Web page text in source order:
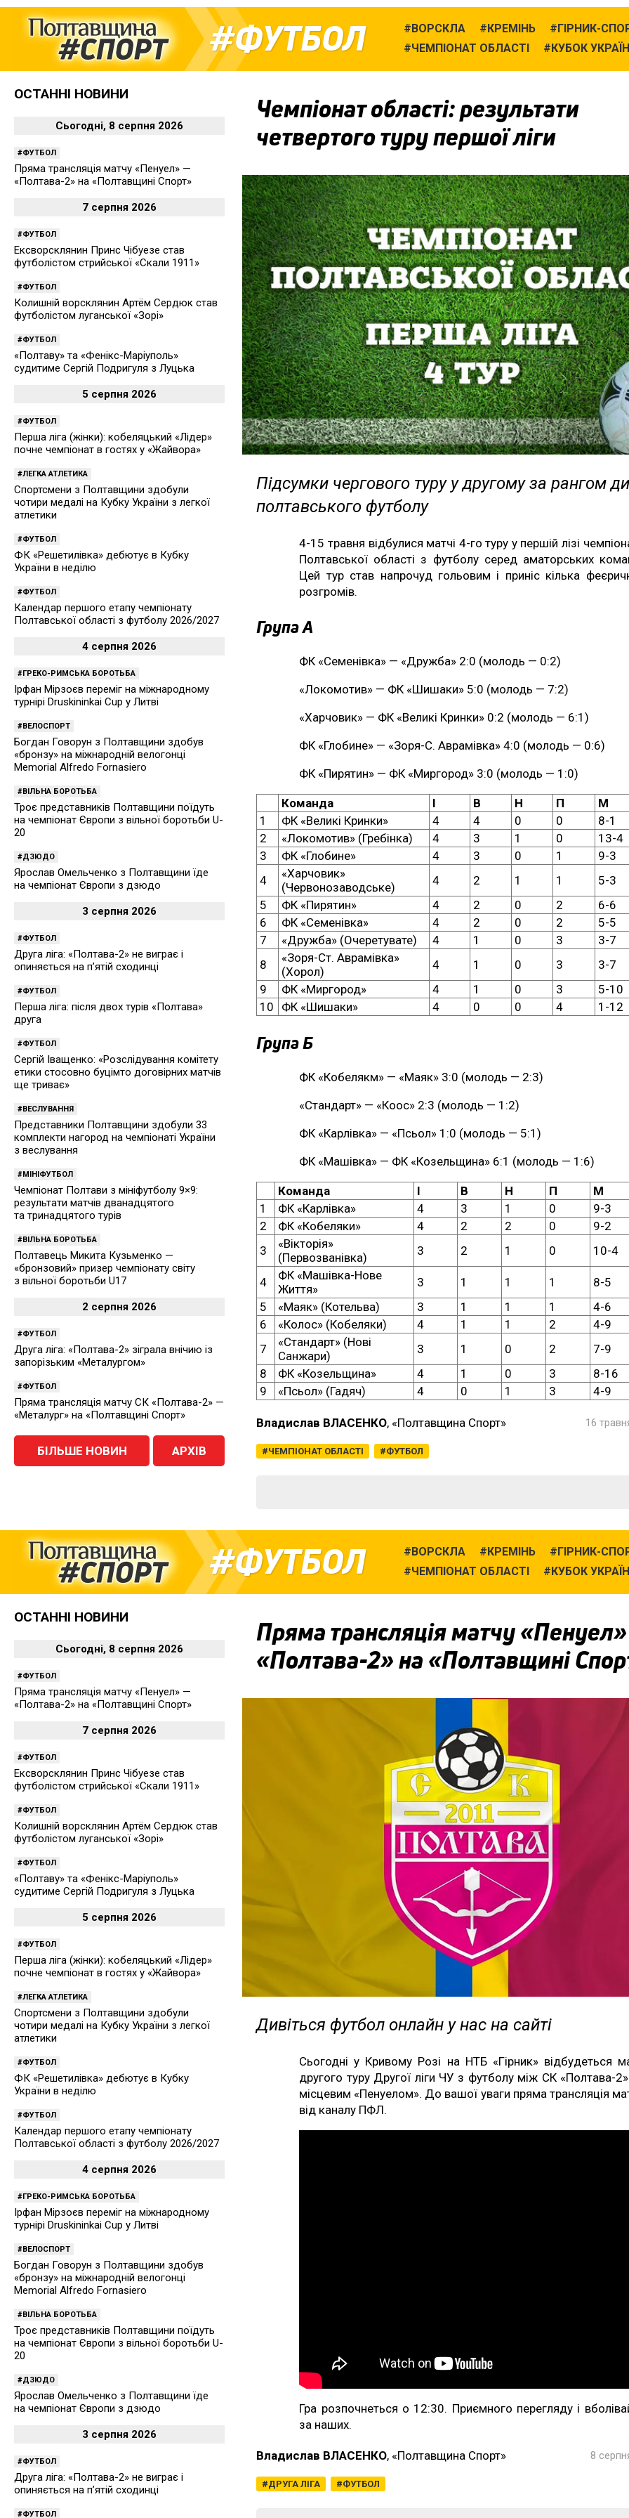
ФУТБОЛ ВОРСКЛА КРЕМІНЬ ГІРНИК-
ЧЕМПІОНАТ ОБЛАСТІ
КУБОК
Чемпіонат області: результати
четвертого туру першої ліги
Підсумки чергового туру у другому за рангом
полтавського футболу
4-15 травня відбулися матчі 4-го туру у першій лізі
Полтавської області з футболу серед аматорських
Цей тур став напрочуд гольовим і приніс кілька
розгромів.
Група А
ФК «Семенівка» — «Дружба» 2:0 (молодь — 0:2)
«Локомотив» — ФК «Шишаки» 5:0 (молодь — 7:2)
«Харчовик» — ФК «Великі Кринки» 0:2 (молодь — 6:1)
ФК «Глобине» — «Зоря-С. Аврамівка» 4:0 (молодь — 0:6)
ФК «Пирятин» — ФК «Миргород» 3:0 (молодь — 1:0)
Команда І В Н П М
1
ФК «Великі Кринки» 4 4 0 0 8-1
2
«Локомотив» (Гребінка) 4 3 1 0 13-4
3
ФК «Глобине» 4 3 0 1 9-3
4
«Харчовик»
(Червонозаводське)
4 2 1 1 5-3
5
ФК «Пирятин» 4 2 0 2 6-6
6
ФК «Семенівка» 4 2 0 2 5-5
7
«Дружба» (Очеретувате) 4 1 0 3 3-7
8
«Зоря-Ст. Аврамівка»
(Хорол)
4 1 0 3 3-7
9
ФК «Миргород» 4 1 0 3 5-10
10
ФК «Шишаки» 4 0 0 4 1-12
Група Б
ФК «Кобелякм» — «Маяк» 3:0 (молодь — 2:3)
«Стандарт» — «Коос» 2:3 (молодь — 1:2)
ФК «Карлівка» — «Псьол» 1:0 (молодь — 5:1)
ФК «Машівка» — ФК «Козельщина» 6:1 (молодь — 1:6)
Команда І В Н П М
1
ФК «Карлівка» 4 3 1 0 9-3
2
ФК «Кобеляки» 4 2 2 0 9-2
3
«Вікторія»
(Первозванівка)
3 2 1 0 10-4
4
ФК «Машівка-Нове
Життя»
3 1 1 1 8-5
5
«Маяк» (Котельва) 3 1 1 1 4-6
6
«Колос» (Кобеляки) 4 1 1 2 4-9
7
«Стандарт» (Нові
Санжари)
3 1 0 2 7-9
8
ФК «Козельщина» 4 1 0 3 8-16
9
«Псьол» (Гадяч) 4 0 1 3 4-9
Владислав ВЛАСЕНКО, «Полтавщина Спорт»
ЧЕМПІОНАТ ОБЛАСТІ ФУТБОЛ
16
ОСТАННІ НОВИНИ
Сьогодні, 8 серпня 2026
ФУТБОЛ
Пряма трансляція матчу «Пенуел» —
«Полтава-2» на «Полтавщині Спорт»
7 серпня 2026
ФУТБОЛ
Ексворсклянин Принс Чібуезе став
футболістом стрийської «Скали 1911»
ФУТБОЛ
Колишній ворсклянин Артём Сердюк став
футболістом луганської «Зорі»
ФУТБОЛ
«Полтаву» та «Фенікс-Маріуполь»
судитиме Сергій Подригуля з Луцька
5 серпня 2026
ФУТБОЛ
Перша ліга (жінки): кобеляцький «Лідер»
почне чемпіонат в гостях у «Жайвора»
ЛЕГКА АТЛЕТИКА
Спортсмени з Полтавщини здобули
чотири медалі на Кубку України з легкої
атлетики
ФУТБОЛ
ФК «Решетилівка» дебютує в Кубку
України в неділю
ФУТБОЛ
Календар першого етапу чемпіонату
Полтавської області з футболу 2026/2027
4 серпня 2026
ГРЕКО-РИМСЬКА БОРОТЬБА
Ірфан Мірзоєв переміг на міжнародному
турнірі Druskininkai Cup у Литві
ВЕЛОСПОРТ
Богдан Говорун з Полтавщини здобув
«бронзу» на міжнародній велогонці
Memorial Alfredo Fornasiero
ВІЛЬНА БОРОТЬБА
Троє представників Полтавщини поїдуть
на чемпіонат Європи з вільної боротьби U-
20
ДЗЮДО
Ярослав Омельченко з Полтавщини їде
на чемпіонат Європи з дзюдо
3 серпня 2026
ФУТБОЛ
Друга ліга: «Полтава-2» не виграє і
опиняється на п’ятій сходинці
ФУТБОЛ
Перша ліга: після двох турів «Полтава»
друга
ФУТБОЛ
Сергій Іващенко: «Розслідування комітету
етики стосовно буцімто договірних матчів
ще триває»
ВЕСЛУВАННЯ
Представники Полтавщини здобули 33
комплекти нагород на чемпіонаті України
з веслування
МІНІФУТБОЛ
Чемпіонат Полтави з мініфутболу 9×9:
результати матчів дванадцятого
та тринадцятого турів
ВІЛЬНА БОРОТЬБА
Полтавець Микита Кузьменко —
«бронзовий» призер чемпіонату світу
з вільної боротьби U17
2 серпня 2026
ФУТБОЛ
Друга ліга: «Полтава-2» зіграла внічию із
запорізьким «Металургом»
ФУТБОЛ
Пряма трансляція матчу СК «Полтава-2» —
«Металург» на «Полтавщині Спорт»
БІЛЬШЕ НОВИН АРХІВ
ФУТБОЛ ВОРСКЛА КРЕМІНЬ ГІРНИК-
ЧЕМПІОНАТ ОБЛАСТІ
КУБОК
Пряма трансляція матчу
«Полтава-2» на «Полтавщині
Дивіться футбол онлайн у нас на сайті
Сьогодні у Кривому Розі на НТБ «Гірник» відбудеться
другого туру Другої ліги ЧУ з футболу між СК «Полтава-
місцевим «Пенуелом». До вашої уваги пряма трансляція
від каналу ПФЛ.
Гра розпочнеться о 12:30. Приємного перегляду і
за наших.
Владислав ВЛАСЕНКО, «Полтавщина Спорт»
ДРУГА ЛІГА ФУТБОЛ
8
ОСТАННІ НОВИНИ
Сьогодні, 8 серпня 2026
ФУТБОЛ
Пряма трансляція матчу «Пенуел» —
«Полтава-2» на «Полтавщині Спорт»
7 серпня 2026
ФУТБОЛ
Ексворсклянин Принс Чібуезе став
футболістом стрийської «Скали 1911»
ФУТБОЛ
Колишній ворсклянин Артём Сердюк став
футболістом луганської «Зорі»
ФУТБОЛ
«Полтаву» та «Фенікс-Маріуполь»
судитиме Сергій Подригуля з Луцька
5 серпня 2026
ФУТБОЛ
Перша ліга (жінки): кобеляцький «Лідер»
почне чемпіонат в гостях у «Жайвора»
ЛЕГКА АТЛЕТИКА
Спортсмени з Полтавщини здобули
чотири медалі на Кубку України з легкої
атлетики
ФУТБОЛ
ФК «Решетилівка» дебютує в Кубку
України в неділю
ФУТБОЛ
Календар першого етапу чемпіонату
Полтавської області з футболу 2026/2027
4 серпня 2026
ГРЕКО-РИМСЬКА БОРОТЬБА
Ірфан Мірзоєв переміг на міжнародному
турнірі Druskininkai Cup у Литві
ВЕЛОСПОРТ
Богдан Говорун з Полтавщини здобув
«бронзу» на міжнародній велогонці
Memorial Alfredo Fornasiero
ВІЛЬНА БОРОТЬБА
Троє представників Полтавщини поїдуть
на чемпіонат Європи з вільної боротьби U-
20
ДЗЮДО
Ярослав Омельченко з Полтавщини їде
на чемпіонат Європи з дзюдо
3 серпня 2026
ФУТБОЛ
Друга ліга: «Полтава-2» не виграє і
опиняється на п’ятій сходинці
ФУТБОЛ